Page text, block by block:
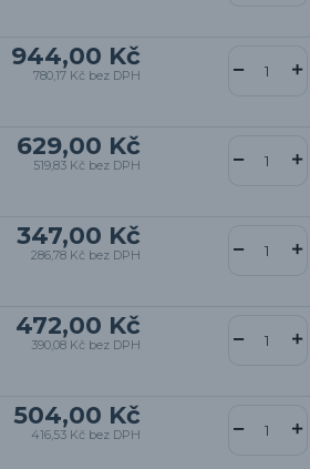
944,00 Kč
780,17 Kč bez DPH
629,00 Kč
519,83 Kč bez DPH
347,00 Kč
286,78 Kč bez DPH
472,00 Kč
390,08 Kč bez DPH
504,00 Kč
416,53 Kč bez DPH